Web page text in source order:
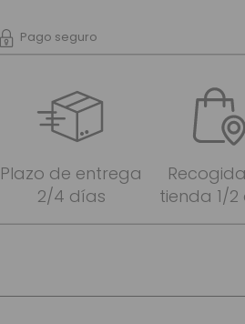
Pago seguro
Plazo de entrega
2/4 días
tienda 1/2